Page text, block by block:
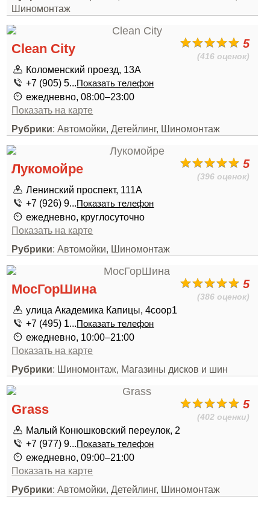
Шиномонтаж
5
(416 оценок)
Clean City
Коломенский проезд, 13А
+7 (905) 5...Показать телефон
ежедневно, 08:00–23:00
Показать на карте
Рубрики: Автомойки, Детейлинг, Шиномонтаж
5
(396 оценок)
Лукомойре
Ленинский проспект, 111А
+7 (926) 9...Показать телефон
ежедневно, круглосуточно
Показать на карте
Рубрики: Автомойки, Шиномонтаж
5
(386 оценок)
МосГорШина
улица Академика Капицы, 4соор1
+7 (495) 1...Показать телефон
ежедневно, 10:00–21:00
Показать на карте
Рубрики: Шиномонтаж, Магазины дисков и шин
5
(402 оценки)
Grass
Малый Конюшковский переулок, 2
+7 (977) 9...Показать телефон
ежедневно, 09:00–21:00
Показать на карте
Рубрики: Автомойки, Детейлинг, Шиномонтаж